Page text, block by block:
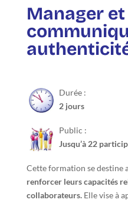
Manager et
Durée :
2 jours
Public :
Jusqu’à 22
Cette formation se destine
renforcer leurs capacités
collaborateurs.Elle vise à